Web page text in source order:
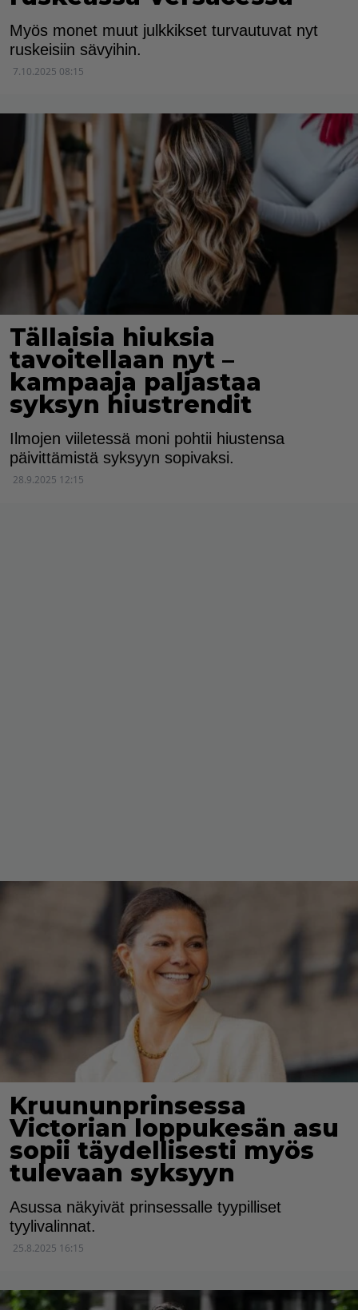
Myös monet muut julkkikset turvautuvat nyt
ruskeisiin sävyihin.
7.10.2025 08:15
Tällaisia hiuksia
tavoitellaan nyt –
kampaaja paljastaa
syksyn hiustrendit
Ilmojen viiletessä moni pohtii hiustensa
päivittämistä syksyyn sopivaksi.
28.9.2025 12:15
Kruununprinsessa
Victorian loppukesän asu
sopii täydellisesti myös
tulevaan syksyyn
Asussa näkyivät prinsessalle tyypilliset
tyylivalinnat.
25.8.2025 16:15